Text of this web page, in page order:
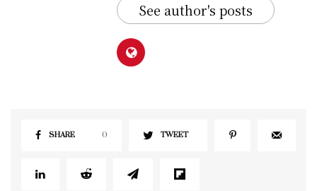
See author's posts
SHARE 0 TWEET